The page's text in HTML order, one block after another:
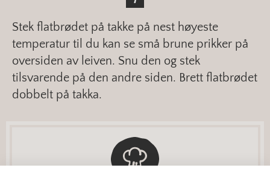
Stek flatbrødet på takke på nest høyeste
temperatur til du kan se små brune prikker på
oversiden av leiven. Snu den og stek
tilsvarende på den andre siden. Brett flatbrødet
dobbelt på takka.